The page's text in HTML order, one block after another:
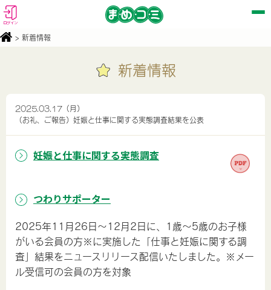
ログイン
> 新着情報
新着情報
2025.03.17（月）
（お礼、ご報告）妊娠と仕事に関する実態調査結果を公表
妊娠と仕事に関する実態調査
つわりサポーター
2025年11月26日～12月2日に、1歳～5歳のお子様
がいる会員の方※に実施した「仕事と妊娠に関する調
査」 結果をニュースリリース配信いたしました。※メー
ル受信可の会員の方を対象